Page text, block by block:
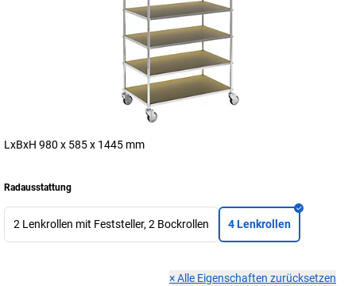
LxBxH 980 x 585 x 1445 mm
Radausstattung
2 Lenkrollen mit Feststeller, 2 Bockrollen 4 Lenkrollen
×Alle Eigenschaften zurücksetzen